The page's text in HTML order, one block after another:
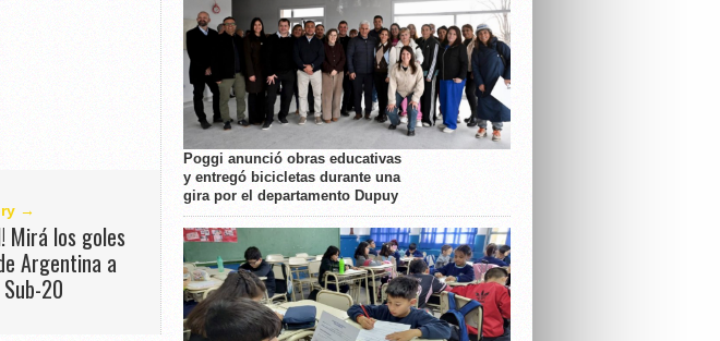
→
Mirá los goles
Argentina a
20
Poggi anunció obras educativas
y entregó bicicletas durante una
gira por el departamento Dupuy